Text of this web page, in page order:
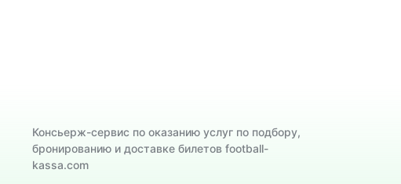
Консьерж-сервис по оказанию услуг по подбору,
бронированию и доставке билетов football-
kassa.com